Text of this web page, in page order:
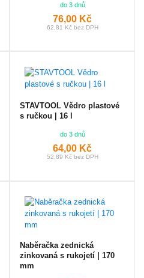
do 3 dnů
76,00 Kč
62,81 Kč bez DPH
STAVTOOL Vědro plastové
s ručkou | 16 l
do 3 dnů
64,00 Kč
52,89 Kč bez DPH
Naběračka zednická
zinkovaná s rukojetí | 170
mm